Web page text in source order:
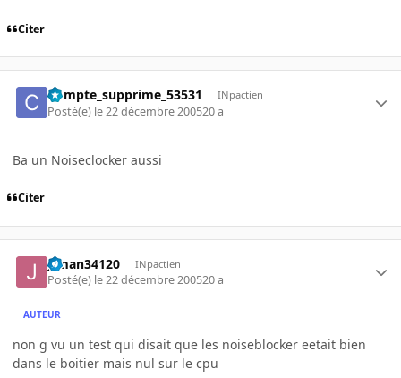
Citer
Compte_supprime_53531 INpactien
Posté(e) le 22 décembre 200520 a
Ba un Noiseclocker aussi
Citer
jtman34120 INpactien
Posté(e) le 22 décembre 200520 a
AUTEUR
non g vu un test qui disait que les noiseblocker eetait bien
dans le boitier mais nul sur le cpu